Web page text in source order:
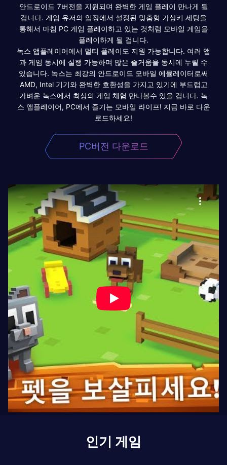
안드로이드 7버전을 지원되며 완벽한 게임 플레이 만나게 될
겁니다. 게임 유저의 입장에서 설정된 맞춤형 가상키 세팅을
통해서 마침 PC 게임 플레이하고 있는 것처럼 모바일 게임을
플레이하게 될 겁니다.
녹스 앱플레이어에서 멀티 플레이도 지원 가능합니다. 여러 앱
과 게임 동시에 실행 가능하며 많은 즐거움을 동시에 누릴 수
있습니다. 녹스는 최강의 안드로이드 모바일 에뮬레이터로써
AMD, Intel 기기와 완벽한 호환성을 가지고 있기에 부드럽고
가벼운 녹스에서 최상의 게임 체험 만나볼수 있을 겁니다. 녹
스 앱플레이어, PC에서 즐기는 모바일 라이프! 지금 바로 다운
로드하세요!
PC버전 다운로드
인기 게임